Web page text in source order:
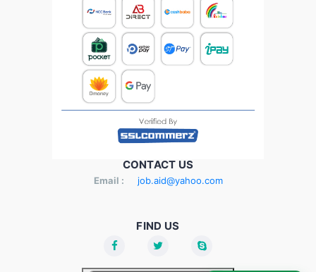
CONTACT US
Email : job.aid@yahoo.com
FIND US